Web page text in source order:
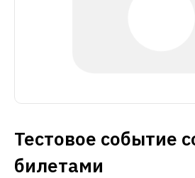
Тестовое событие
билетами